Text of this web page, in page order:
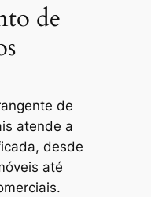
de
de
atende a
desde
até